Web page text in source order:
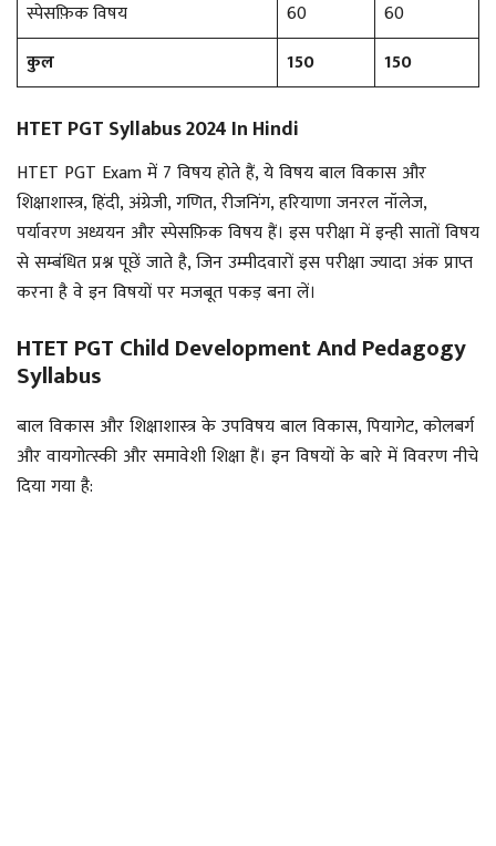
स्पेसफ़िक विषय 60
60
कुल
150 150
HTET PGT Syllabus 2024 In Hindi
HTET PGT Exam में 7 विषय होते हैं, ये विषय बाल विकास और
शिक्षाशास्त्र, हिंदी, अंग्रेजी, गणित, रीजनिंग, हरियाणा जनरल नॉलेज,
पर्यावरण अध्ययन और स्पेसफ़िक विषय हैं। इस परीक्षा में इन्ही सातों विषय
से सम्बंधित प्रश्न पूछें जाते है, जिन उम्मीदवारों इस परीक्षा ज्यादा अंक प्राप्त
करना है वे इन विषयों पर मजबूत पकड़ बना लें।
HTET PGT Child Development And Pedagogy
Syllabus
बाल विकास और शिक्षाशास्त्र के उपविषय बाल विकास, पियागेट, कोलबर्ग
और वायगोत्स्की और समावेशी शिक्षा हैं। इन विषयों के बारे में विवरण नीचे
दिया गया है: